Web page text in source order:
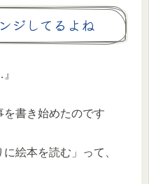
ジしてるよね
を書き始めたのです
絵本を読む」って、